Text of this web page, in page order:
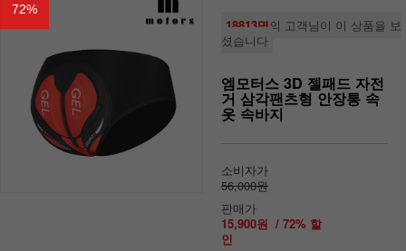
72%
18813명의 고객님이 이 상품을 보
셨습니다
엠모터스 3D 젤패드 자전
거 삼각팬츠형 안장통 속
옷 속바지
소비자가
56,000원
판매가
15,900원 / 72% 할
인